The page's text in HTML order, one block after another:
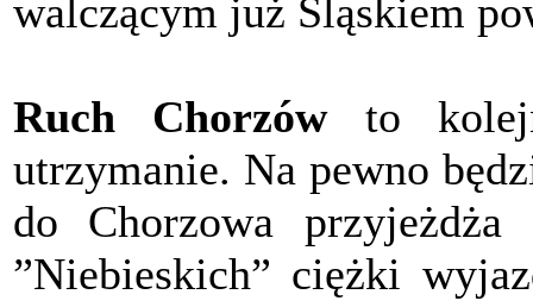
walczącym już Śląskiem
Ruch Chorzówto
utrzymanie. Na pewno
do Chorzowa przyjeżdża
”Niebieskich” ciężki